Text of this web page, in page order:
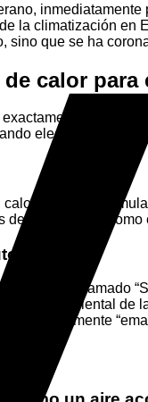
la climatización en
que se ha
calor para
lo
electricidad a lo
que hay
aire helado
es el llamado
calor ambiental
simplemente